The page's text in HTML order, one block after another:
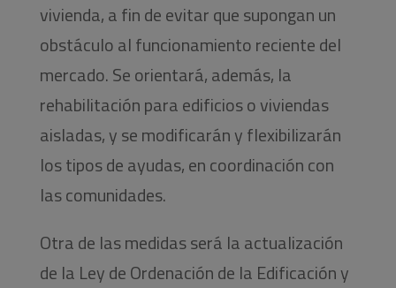
vivienda, a fin de evitar que supongan un
obstáculo al funcionamiento reciente del
mercado. Se orientará, además, la
rehabilitación para edificios o viviendas
aisladas, y se modificarán y flexibilizarán
los tipos de ayudas, en coordinación con
las comunidades.
Otra de las medidas será la actualización
de la Ley de Ordenación de la Edificación y